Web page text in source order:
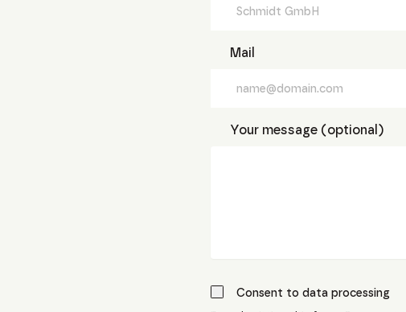
Mail
Your message (optional)
Consent to data processing